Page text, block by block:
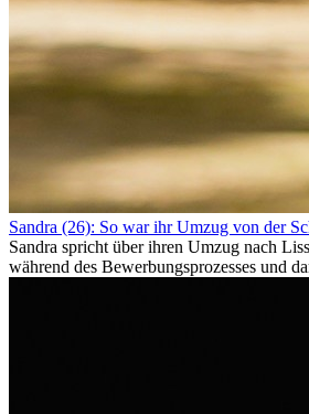
Sandra (26): So war ihr Umzug von der
Sandra spricht über ihren Umzug nach
während des Bewerbungsprozesses und